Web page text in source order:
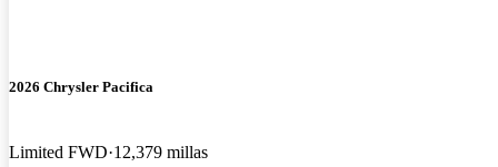
2026 Chrysler Pacifica
Limited FWD 12,379 millas